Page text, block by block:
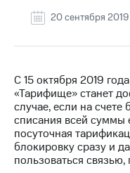
МТС
номер
в МТС
Тарифы
Услуги
приложение
Мой
МТС
Акции
Скидка 30%
на связь
20 сентября 2019
С 15 октября 2019
«Тарифище» станет
случае, если на счете
списания всей суммы
посуточная
блокировку сразу и
пользоваться связью,